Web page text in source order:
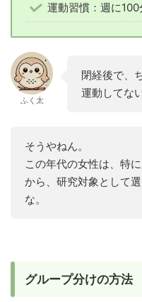
運動習慣：週に100
ふく太
閉経後で、
運動してな
そうやねん。
この年代の女性は、特
から、研究対象として
な。
グループ分けの方法